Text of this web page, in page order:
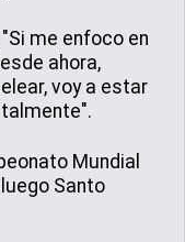
me enfoco en
ahora,
voy a estar
Mundial
Santo